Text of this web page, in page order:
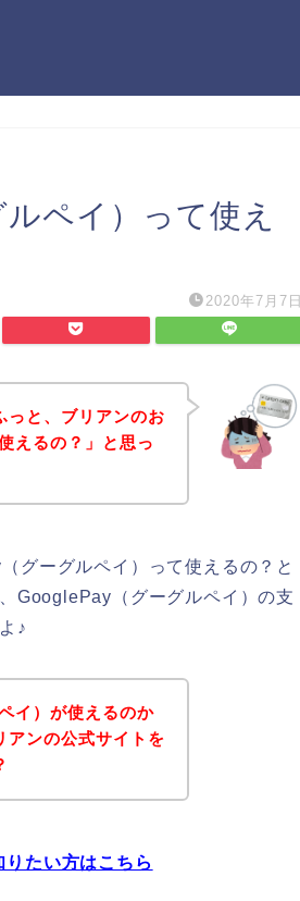
ペイ）って使え
2020年7月7日
っと、ブリアンのお
えるの？」と思っ
グーグルペイ）って使えるの？と
GooglePay（グーグルペイ）の支
♪
イ）が使えるのか
アンの公式サイトを
たい方はこちら